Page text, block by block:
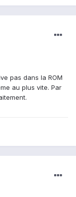
pas dans la ROM
au plus vite. Par